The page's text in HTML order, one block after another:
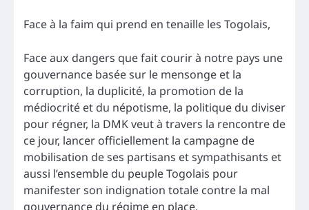
Face à la faim qui prend en tenaille les Togolais,
Face aux dangers que fait courir à notre pays une
gouvernance basée sur le mensonge et la
corruption, la duplicité, la promotion de la
médiocrité et du népotisme, la politique du diviser
pour régner, la DMK veut à travers la rencontre de
ce jour, lancer officiellement la campagne de
mobilisation de ses partisans et sympathisants et
aussi l’ensemble du peuple Togolais pour
manifester son indignation totale contre la mal
gouvernance du régime en place.